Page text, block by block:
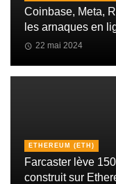
Coinbase, Meta,
les arnaques en
22 mai 2024
ETHEREUM (ETH)
Farcaster lève
construit sur